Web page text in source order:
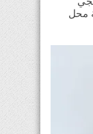
محل